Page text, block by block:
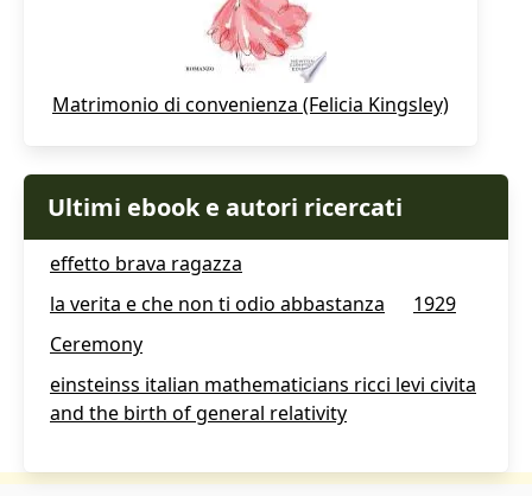
Matrimonio di convenienza (Felicia Kingsley)
Ultimi ebook e autori ricercati
effetto brava ragazza
la verita e che non ti odio abbastanza
1929
Ceremony
einsteinss italian mathematicians ricci levi civita
and the birth of general relativity